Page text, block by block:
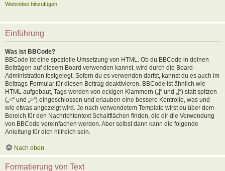
Webvideo hinzufügen
Einführung
Was ist BBCode?
BBCode ist eine spezielle Umsetzung von HTML. Ob du BBCode in deinen
Beiträgen auf diesem Board verwenden kannst, wird durch die Board-
Administration festgelegt. Sofern du es verwenden darfst, kannst du es auch im
Beitrags-Formular für diesen Beitrag deaktivieren. BBCode ist ähnlich wie
HTML aufgebaut, Tags werden von eckigen Klammern („[“ und „]“) statt spitzen
(„<“ und „>“) eingeschlossen und erlauben eine bessere Kontrolle, was und
wie etwas angezeigt wird. Je nach verwendetem Template wirst du über dem
Bereich für den Nachrichtentext Schaltflächen finden, die dir die Verwendung
von BBCode vereinfachen werden. Aber selbst dann kann die folgende
Anleitung für dich hilfreich sein.
Nach oben
Formatierung von Text